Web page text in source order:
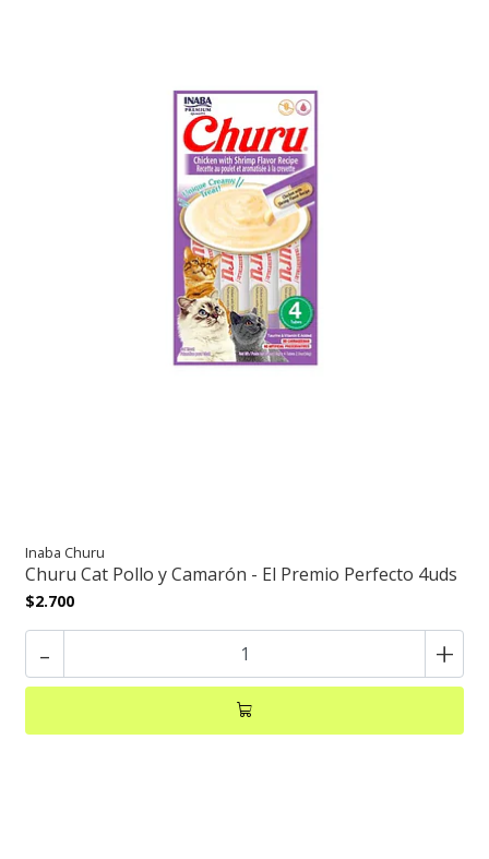
Inaba Churu
Churu Cat Pollo y Camarón - El Premio Perfecto 4uds
$2.700
- +